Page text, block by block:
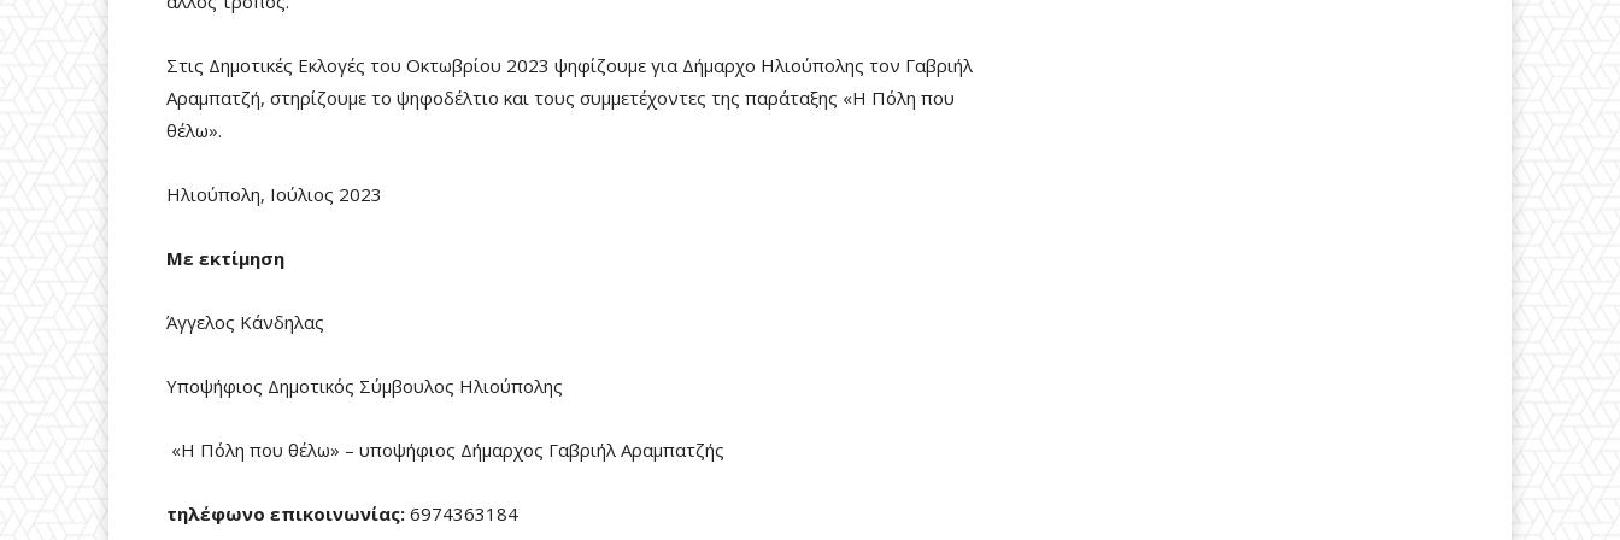
Στις Δημοτικές Εκλογές του Οκτωβρίου 2023 ψηφίζουμε για Δήμαρχο Ηλιούπολης τον Γαβριήλ
Αραμπατζή, στηρίζουμε το ψηφοδέλτιο και τους συμμετέχοντες της παράταξης «Η Πόλη που
θέλω».
Ηλιούπολη, Ιούλιος 2023
Με εκτίμηση
Άγγελος Κάνδηλας
Υποψήφιος Δημοτικός Σύμβουλος Ηλιούπολης
«Η Πόλη που θέλω» – υποψήφιος Δήμαρχος Γαβριήλ Αραμπατζής
τηλέφωνο επικοινωνίας: 6974363184